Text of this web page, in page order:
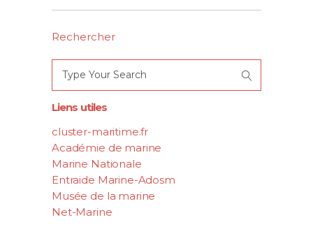
Rechercher
for:
Liens utiles
cluster-maritime.fr
Académie de marine
Marine Nationale
Entraide Marine-Adosm
Musée de la marine
Net-Marine